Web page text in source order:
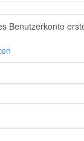
Benutzerkonto